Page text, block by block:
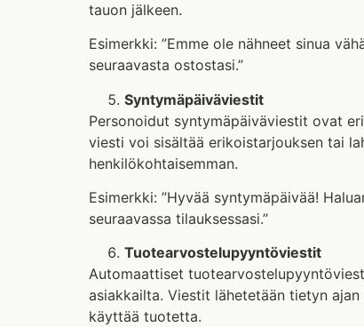
tauon jälkeen.
Esimerkki: ”Emme ole nähneet sinua
seuraavasta ostostasi.”
Syntymäpäiväviestit
Personoidut syntymäpäiväviestit ovat
viesti voi sisältää erikoistarjouksen tai
henkilökohtaisemman.
Esimerkki: ”Hyvää syntymäpäivää!
seuraavassa tilauksessasi.”
Tuotearvostelupyyntöviestit
Automaattiset
asiakkailta. Viestit lähetetään tietyn
käyttää tuotetta.